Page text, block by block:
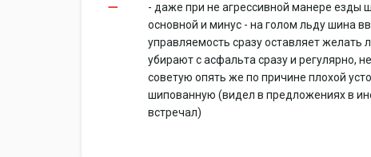
- даже при не агрессивной манере езды
основной и минус - на голом льду шина
управляемость сразу оставляет желать
убирают с асфальта сразу и регулярно,
советую опять же по причине плохой
шипованную (видел в предложениях в
встречал)